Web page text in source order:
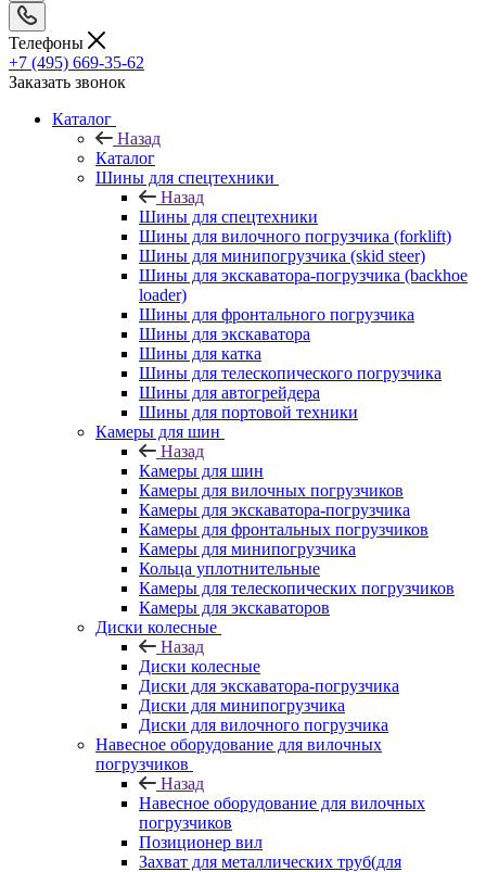
Телефоны
+7 (495) 669-35-62
Заказать звонок
Каталог
Назад
Каталог
Шины для спецтехники
Назад
Шины для спецтехники
Шины для вилочного погрузчика (forklift)
Шины для минипогрузчика (skid steer)
Шины для экскаватора-погрузчика (backhoe
loader)
Шины для фронтального погрузчика
Шины для экскаватора
Шины для катка
Шины для телескопического погрузчика
Шины для автогрейдера
Шины для портовой техники
Камеры для шин
Назад
Камеры для шин
Камеры для вилочных погрузчиков
Камеры для экскаватора-погрузчика
Камеры для фронтальных погрузчиков
Камеры для минипогрузчика
Кольца уплотнительные
Камеры для телескопических погрузчиков
Камеры для экскаваторов
Диски колесные
Назад
Диски колесные
Диски для экскаватора-погрузчика
Диски для минипогрузчика
Диски для вилочного погрузчика
Навесное оборудование для вилочных
погрузчиков
Назад
Навесное оборудование для вилочных
погрузчиков
Позиционер вил
Захват для металлических труб(для